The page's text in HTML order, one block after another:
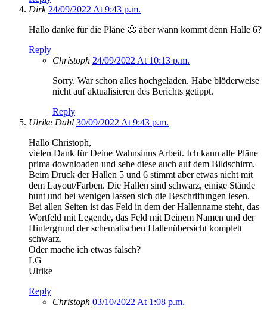
Dirk 24/09/2022 At 9:43 p.m.
Hallo danke für die Pläne 🙂 aber wann kommt denn Halle 6?
Reply
Christoph 24/09/2022 At 10:13 p.m.
Sorry. War schon alles hochgeladen. Habe blöderweise
nicht auf aktualisieren des Berichts getippt.
Reply
Ulrike Dahl 30/09/2022 At 9:43 p.m.
Hallo Christoph,
vielen Dank für Deine Wahnsinns Arbeit. Ich kann alle Pläne
prima downloaden und sehe diese auch auf dem Bildschirm.
Beim Druck der Hallen 5 und 6 stimmt aber etwas nicht mit
dem Layout/Farben. Die Hallen sind schwarz, einige Stände
bunt und bei wenigen lassen sich die Beschriftungen lesen.
Bei allen Seiten ist das Feld in dem der Hallenname steht, das
Wortfeld mit Legende, das Feld mit Deinem Namen und der
Hintergrund der schematischen Hallenübersicht komplett
schwarz.
Oder mache ich etwas falsch?
LG
Ulrike
Reply
Christoph 03/10/2022 At 1:08 p.m.